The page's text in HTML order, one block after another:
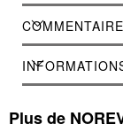
Plus de